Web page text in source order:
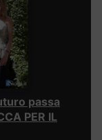
passa
PER IL